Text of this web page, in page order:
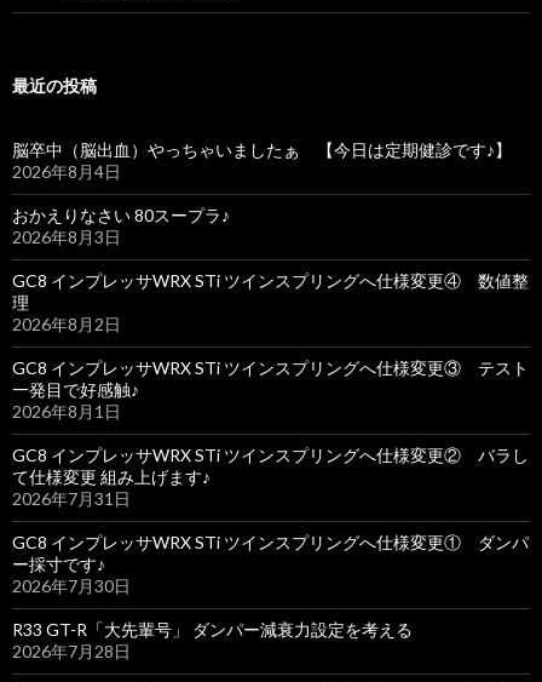
最近の投稿
脳卒中（脳出血）やっちゃいましたぁ 【今日は定期健診です♪】
2026年8月4日
おかえりなさい 80スープラ♪
2026年8月3日
GC8 インプレッサWRX STi ツインスプリングへ仕様変更④ 数値整
理
2026年8月2日
GC8 インプレッサWRX STi ツインスプリングへ仕様変更③ テスト
一発目で好感触♪
2026年8月1日
GC8 インプレッサWRX STi ツインスプリングへ仕様変更② バラし
て仕様変更 組み上げます♪
2026年7月31日
GC8 インプレッサWRX STi ツインスプリングへ仕様変更① ダンパ
ー採寸です♪
2026年7月30日
R33 GT-R「大先輩号」 ダンパー減衰力設定を考える
2026年7月28日